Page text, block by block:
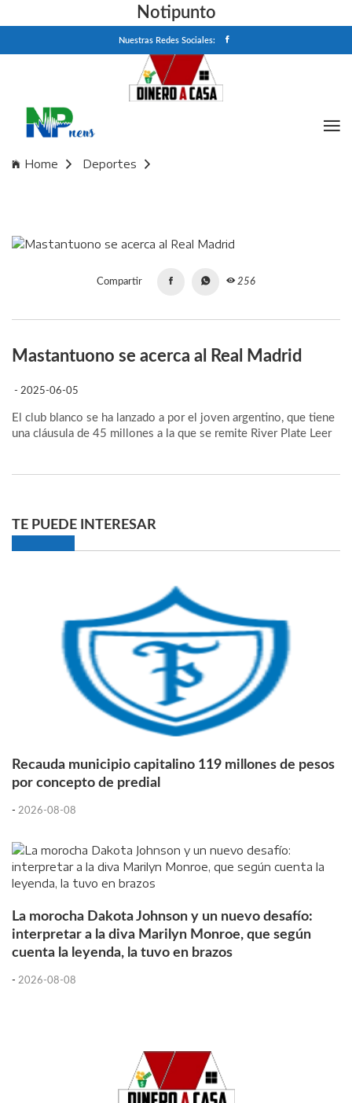
Notipunto
Nuestras Redes Sociales:
Home
Deportes
Compartir 256
Mastantuono se acerca al Real Madrid
- 2025-06-05
El club blanco se ha lanzado a por el joven argentino, que tiene
una cláusula de 45 millones a la que se remite River Plate Leer
TE PUEDE INTERESAR
Recauda municipio capitalino 119 millones de pesos
por concepto de predial
- 2026-08-08
La morocha Dakota Johnson y un nuevo desafío:
interpretar a la diva Marilyn Monroe, que según
cuenta la leyenda, la tuvo en brazos
- 2026-08-08